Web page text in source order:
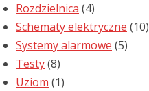
Rozdzielnica (4)
Schematy elektryczne (10)
Systemy alarmowe (5)
Testy(8)
Uziom (1)